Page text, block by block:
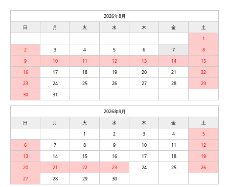
2026年8月
日
月 火 水 木 金
土
1
2
3 4 5 6 7
8
9
10 11 12 13 14
15
16
17 18 19 20 21
22
23
24 25 26 27 28
29
30
31
2026年9月
日
月 火 水 木 金
土
1
2 3 4
5
6
7 8 9 10 11
12
13
14 15 16 17 18
19
20
21 22 23 24 25
26
27
28 29 30